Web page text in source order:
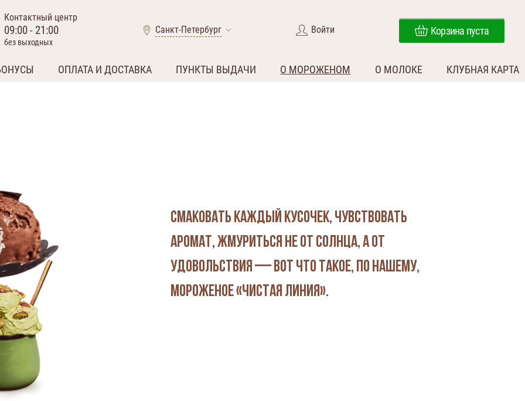
Контактный центр
09:00 - 21:00
без выходных
Санкт-Петербург Войти Корзина пуста
ОПЛАТА И ДОСТАВКА ПУНКТЫ ВЫДАЧИ О МОРОЖЕНОМ О МОЛОКЕ КЛУБНАЯ КАРТА
Смаковать каждый кусочек, чувствовать
аромат, жмуриться не от солнца, а от
удовольствия — вот что такое, по нашему,
мороженое «Чистая линия».